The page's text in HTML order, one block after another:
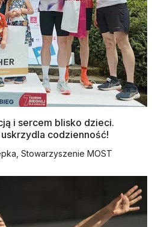
i sercem blisko dzieci.
codzienność!
Stowarzyszenie MOST